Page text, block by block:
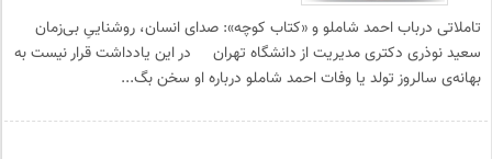
تاملاتی درباب احمد شاملو و «کتاب کوچه»: صدای انسان، روشناییِ بی‌زمان
سعید نوذری دکتری مدیریت از دانشگاه تهران در این یادداشت قرار نیست به
بهانه‌ی سالروز تولد یا وفات احمد شاملو درباره او سخن بگ...